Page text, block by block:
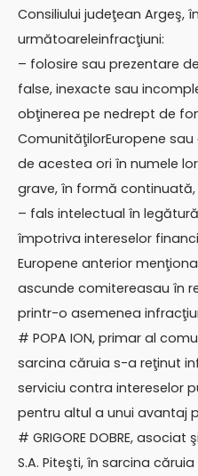
Consiliului judeţean Argeş,
următoareleinfracţiuni:
– folosire sau prezentare
false, inexacte sau
obţinerea pe nedrept de
ComunităţilorEuropene
de acestea ori în numele
grave, în formă continuată,
– fals intelectual în
împotriva intereselor
Europene anterior
ascunde comitereasau în
printr-o asemenea
# POPA ION, primar al
sarcina căruia s-a reţinut
serviciu contra intereselor
pentru altul a unui avantaj
# GRIGORE DOBRE,
S.A. Piteşti, în sarcina